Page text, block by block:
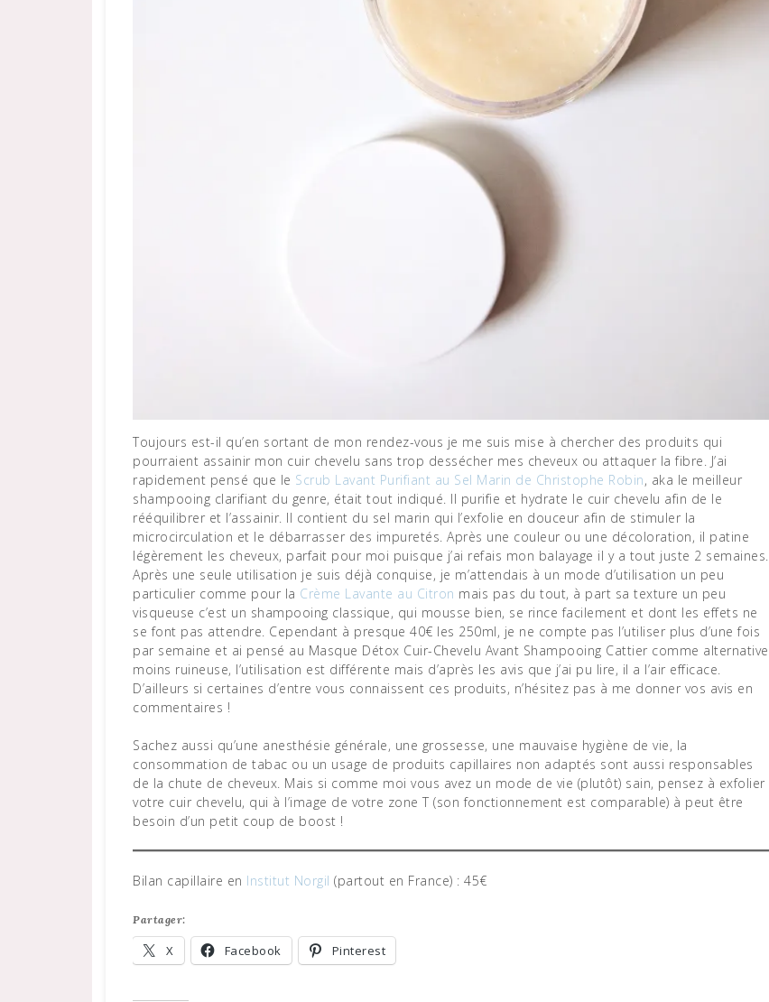
Toujours est-il qu’en sortant de mon rendez-vous je me suis mise à chercher des produits qui
pourraient assainir mon cuir chevelu sans trop dessécher mes cheveux ou attaquer la fibre. J’ai
rapidement pensé que le Scrub Lavant Purifiant au Sel Marin de Christophe Robin, aka le meilleur
shampooing clarifiant du genre, était tout indiqué. Il purifie et hydrate le cuir chevelu afin de le
rééquilibrer et l’assainir. Il contient du sel marin qui l’exfolie en douceur afin de stimuler la
microcirculation et le débarrasser des impuretés. Après une couleur ou une décoloration, il patine
légèrement les cheveux, parfait pour moi puisque j’ai refais mon balayage il y a tout juste 2 semaines.
Après une seule utilisation je suis déjà conquise, je m’attendais à un mode d’utilisation un peu
particulier comme pour la Crème Lavante au Citron mais pas du tout, à part sa texture un peu
visqueuse c’est un shampooing classique, qui mousse bien, se rince facilement et dont les effets ne
se font pas attendre. Cependant à presque 40€ les 250ml, je ne compte pas l’utiliser plus d’une fois
par semaine et ai pensé au Masque Détox Cuir-Chevelu Avant Shampooing Cattier comme alternative
moins ruineuse, l’utilisation est différente mais d’après les avis que j’ai pu lire, il a l’air efficace.
D’ailleurs si certaines d’entre vous connaissent ces produits, n’hésitez pas à me donner vos avis en
commentaires !
Sachez aussi qu’une anesthésie générale, une grossesse, une mauvaise hygiène de vie, la
consommation de tabac ou un usage de produits capillaires non adaptés sont aussi responsables
de la chute de cheveux. Mais si comme moi vous avez un mode de vie (plutôt) sain, pensez à exfolier
votre cuir chevelu, qui à l’image de votre zone T (son fonctionnement est comparable) à peut être
besoin d’un petit coup de boost !
Bilan capillaire en Institut Norgil (partout en France) : 45€
Partager:
X Facebook Pinterest